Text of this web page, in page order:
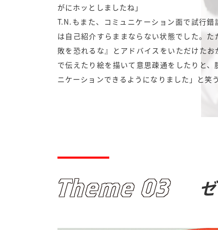
がにホッとしましたね」
T.N.もまた、コミュニケーション面で試行錯
は自己紹介すらままならない状態でした。
敗を恐れるな』とアドバイスをいただけたお
で伝えたり絵を描いて意思疎通をしたりと、
ニケーションできるようになりました」と笑う
Theme 03